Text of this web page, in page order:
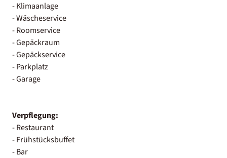
- Klimaanlage
- Wäscheservice
- Roomservice
- Gepäckraum
- Gepäckservice
- Parkplatz
- Garage
Verpflegung:
- Restaurant
- Frühstücksbuffet
- Bar